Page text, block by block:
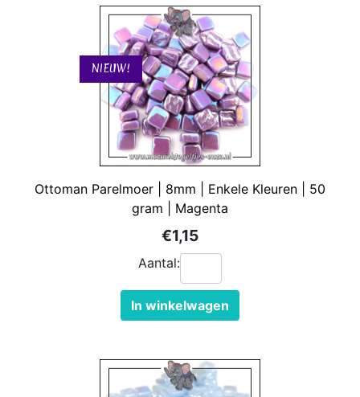
Ottoman Parelmoer | 8mm | Enkele Kleuren | 50
gram | Magenta
€1,15
Aantal:
In winkelwagen
NIEUW!